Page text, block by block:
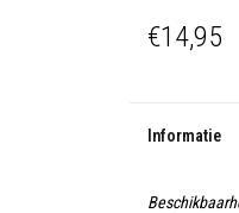
€14,95
Informatie